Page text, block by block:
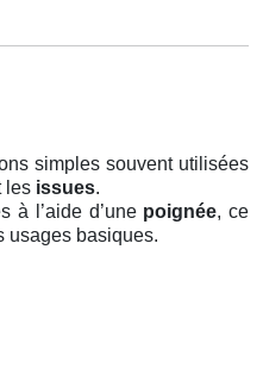
simples souvent utilisées
les issues.
à l’aide d’une poignée, ce
usages basiques.